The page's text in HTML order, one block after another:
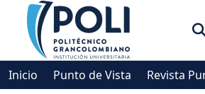
Comunidades
Inicio Punto de Vista Revista